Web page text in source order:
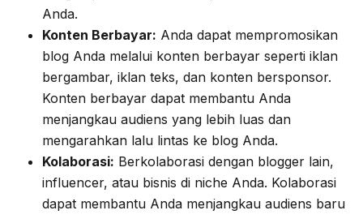
Anda.
Konten Berbayar: Anda dapat mempromosikan
blog Anda melalui konten berbayar seperti iklan
bergambar, iklan teks, dan konten bersponsor.
Konten berbayar dapat membantu Anda
menjangkau audiens yang lebih luas dan
mengarahkan lalu lintas ke blog Anda.
Kolaborasi: Berkolaborasi dengan blogger lain,
influencer, atau bisnis di niche Anda. Kolaborasi
dapat membantu Anda menjangkau audiens baru